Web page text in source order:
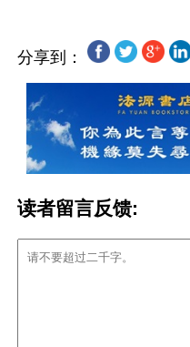
分享到：
读者留言反馈: